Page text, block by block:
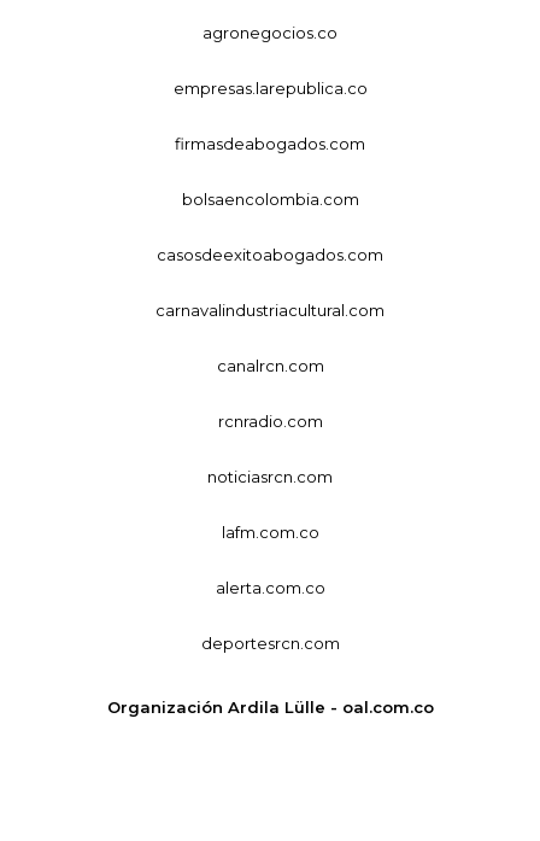
agronegocios.co
empresas.larepublica.co
firmasdeabogados.com
bolsaencolombia.com
casosdeexitoabogados.com
carnavalindustriacultural.com
canalrcn.com
rcnradio.com
noticiasrcn.com
lafm.com.co
alerta.com.co
deportesrcn.com
Organización Ardila Lülle - oal.com.co